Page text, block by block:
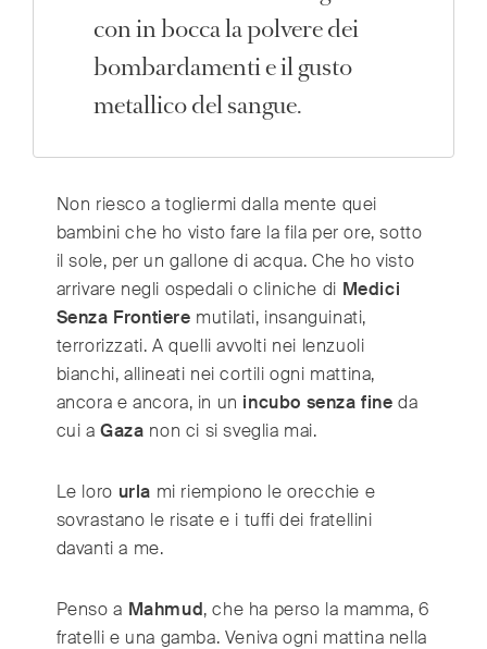
con in bocca la polvere dei
bombardamenti e il gusto
metallico del sangue.
Non riesco a togliermi dalla mente quei
bambini che ho visto fare la fila per ore, sotto
il sole, per un gallone di acqua. Che ho visto
arrivare negli ospedali o cliniche di Medici
Senza Frontiere mutilati, insanguinati,
terrorizzati. A quelli avvolti nei lenzuoli
bianchi, allineati nei cortili ogni mattina,
ancora e ancora, in un incubo senza fine da
cui aGaza non ci si sveglia mai.
Le loro urla mi riempiono le orecchie e
sovrastano le risate e i tuffi dei fratellini
davanti a me.
Penso a Mahmud, che ha perso la mamma, 6
fratelli e una gamba. Veniva ogni mattina nella